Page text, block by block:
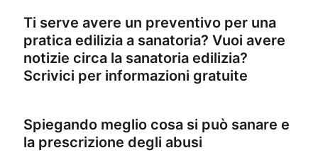
Ti serve avere un preventivo per una
pratica edilizia a sanatoria? Vuoi avere
notizie circa la sanatoria edilizia?
Scrivici per informazioni gratuite
Spiegando meglio cosa si può sanare e
la prescrizione degli abusi